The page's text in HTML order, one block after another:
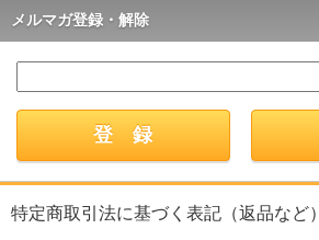
メルマガ登録・解除
特定商取引法に基づく表記（返品など）